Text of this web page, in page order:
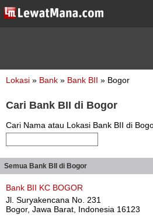
Lokasi » Bank » Bank BII » Bogor
Cari Bank BII di Bogor
Cari Nama atau Lokasi Bank BII di
Semua Bank BII di Bogor
Bank BII KC BOGOR
Jl. Suryakencana No. 231
Bogor, Jawa Barat, Indonesia 16123